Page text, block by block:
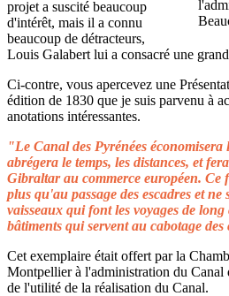
projet a suscité beaucoup
d'intérêt, mais il a connu
beaucoup de détracteurs,
Louis Galabert lui a consacré une
Ci-contre, vous apercevez une
édition de 1830 que je suis parvenu à
anotations intéressantes.
"Le Canal des Pyrénées économisera
abrégera le temps, les distances, et
Gibraltar au commerce européen. Ce
plus qu'au passage des escadres et
vaisseaux qui font les voyages de
bâtiments qui servent au cabotage
Cet exemplaire était offert par la
Montpellier à l'administration du
de l'utilité de la réalisation du Canal.